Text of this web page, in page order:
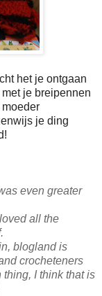
het je ontgaan
je breipennen
je ding
even greater
all the
blogland is
crocheteners
I think that is